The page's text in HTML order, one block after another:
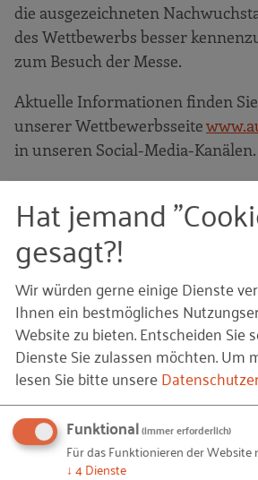
die ausgezeichneten
des Wettbewerbs besser
zum Besuch der Messe.
Aktuelle Informationen finden
unserer Wettbewerbsseite
in unseren Social-Media-Kanälen.
Bildquellen und Copyright-
© digitalBAU/ Messe München / Privat/Non-kommerziell –
© djama / Fotolia– Kran auf der Baustelle
Ihnen gefällt dieser Beitrag? Teilen Sie
Bleiben Sie auf dem
Mit unseren RKW Alerts bleiben
Laufenden. Wir informieren Sie
kostenlos, sobald es etwas Neues
Hat jemand
gesagt?!
Wir würden gerne einige Dienste
Ihnen ein bestmögliches
Website zu bieten. Entscheiden Sie
Dienste Sie zulassen möchten.Um
lesen Sie bitte unsere
Funktional(immer erforderlich)
Für das Funktionieren der
↓ 4Dienste